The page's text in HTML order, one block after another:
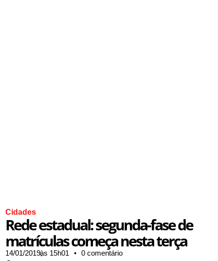
Cidades
Rede estadual: segunda-fase de
matrículas começa nesta terça
14/01/2019,às 15h01 • 0 comentário